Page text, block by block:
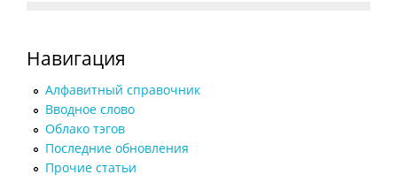
Навигация
Алфавитный справочник
Вводное слово
Облако тэгов
Последние обновления
Прочие статьи